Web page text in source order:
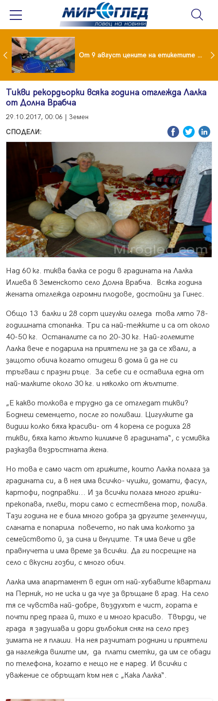
Проект за изграждане на 13-етажна "мегаджамия" разгневи жителите на Лондон От 9 август цените на етикетите само в евро
Тикви рекордьорки всяка година отглежда Лалка
от Долна Врабча
29.10.2017, 00:06 | Земен
СПОДЕЛИ:
Над 60 кг. тиква балка се роди в градината на Лалка
Илиева в Земенското село Долна Врабча. Всяка година
жената отглежда огромни плодове, достойни за Гинес.
Общо 13 балки и 28 сорт цигулки огледа това лято 78-
годишната стопанка. Три са най-тежките и са от около
40-50 кг. Останалите са по 20-30 кг. Най-големите
Лалка вече е подарила на приятели не за да се хвали, а
защото обича когато отидеш в дома й да не си
тръгваш с празни ръце. За себе си е оставила една от
най-малките около 30 кг. и няколко от жълтите.
„Е какво толкова е трудно да се отгледат тикви?
Боднеш семенцето, после го поливаш. Цигулките да
видиш колко бяха красиви- от 4 корена се родиха 28
тикви, бяха като жълто килимче в градината“, с усмивка
разказва възръстната жена.
Но това е само част от грижите, които Лалка полага за
градината си, а в нея има всичко- чушки, домати, фасул,
картофи, подправки... И за всички полага много грижи-
прекопава, плеви, тори само с естествена тор, полива.
Тази година не е била много добра за другите зеленчуци,
сланата е попарила повечето, но пак има колкото за
семейството й, за сина и внуците. Тя има вече и две
правнучета и има време за всички. Да ги посрещне на
село с вкусни гозби, с много обич.
Лалка има апартамент в един от най-хубавите квартали
на Перник, но не иска и да чуе за връщане в град. На село
тя се чувства най-добре, въздухът е чист, гората е
почти пред прага й, тихо е и много красиво. Твърди, че
града я задушава и дори дълбокия сняг на село през
зимата не я плаши. На нея разчитат роднини и приятели
да наглежда вилите им, да плати сметки, да им се обади
по телефона, когато е нещо не е наред. И всички с
уважение се обръщат към нея с „Кака Лалка“.